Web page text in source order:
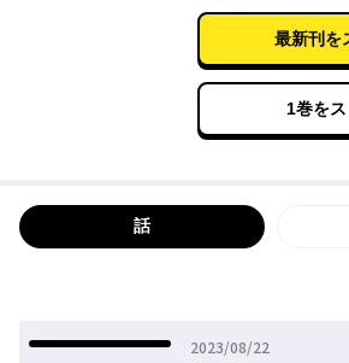
最新刊を
1巻を
話
2023/08/22
2023年08月22日